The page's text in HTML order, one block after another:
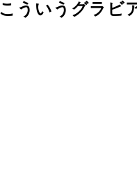
ういうグラビ